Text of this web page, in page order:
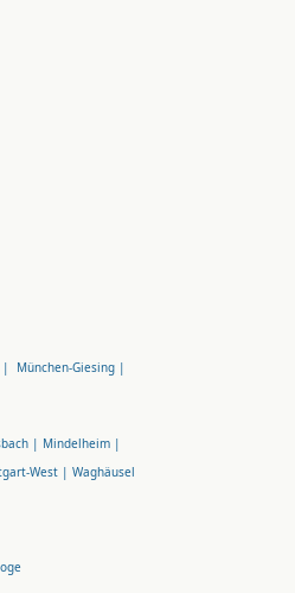
|
München-Giesing |
| Mindelheim |
West | Waghäusel